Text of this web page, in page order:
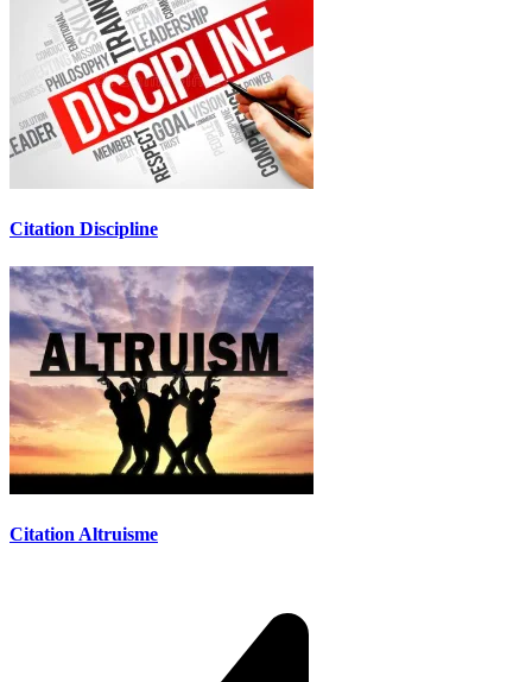
Citation Discipline
Citation Altruisme